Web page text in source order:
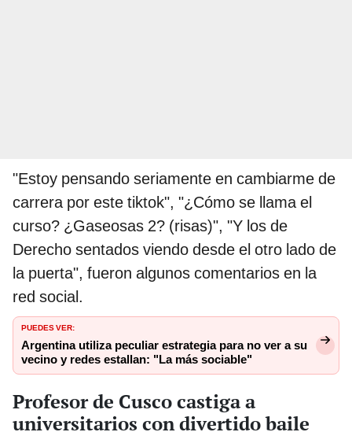
"Estoy pensando seriamente en cambiarme de
carrera por este tiktok", "¿Cómo se llama el
curso? ¿Gaseosas 2? (risas)", "Y los de
Derecho sentados viendo desde el otro lado de
la puerta", fueron algunos comentarios en la
red social.
PUEDES VER:
Argentina utiliza peculiar estrategia para no ver a su
vecino y redes estallan: "La más sociable"
Profesor de Cusco castiga a
universitarios con divertido baile